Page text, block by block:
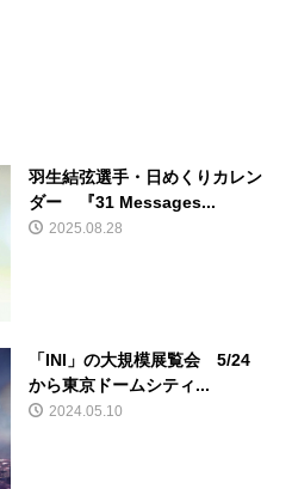
羽生結弦選手・日めくりカレン
ダー 『31 Messages...
2025.08.28
「INI」の大規模展覧会 5/24
から東京ドームシティ...
2024.05.10